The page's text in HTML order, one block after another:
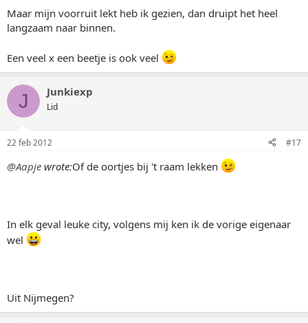
Maar mijn voorruit lekt heb ik gezien, dan druipt het heel
langzaam naar binnen.
Een veel x een beetje is ook veel
J Junkiexp
Lid
22 feb 2012 #17
@Aapje wrote:Of de oortjes bij 't raam lekken
In elk geval leuke city, volgens mij ken ik de vorige eigenaar
wel
Uit Nijmegen?